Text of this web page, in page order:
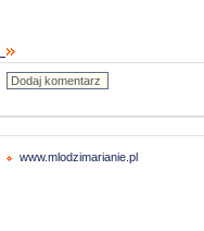
www.mlodzimarianie.pl